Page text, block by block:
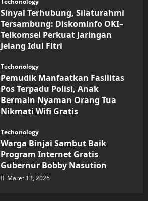
Sinyal Terhubung, Silaturahmi
Tersambung: Diskominfo OKI–
Telkomsel Perkuat Jaringan
Jelang Idul Fitri
Techonology
Pemudik Manfaatkan Fasilitas
Pos Terpadu Polisi, Anak
Bermain Nyaman Orang Tua
Nikmati Wifi Gratis
Techonology
Warga Binjai Sambut Baik
Program Internet Gratis
Gubernur Bobby Nasution
Maret 13, 2026